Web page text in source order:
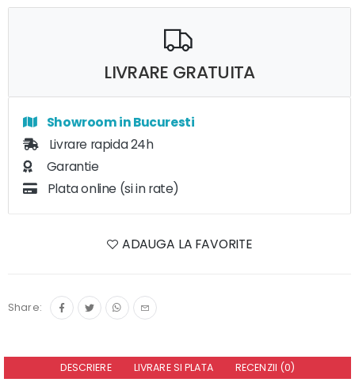
LIVRARE GRATUITA
Showroom in Bucuresti
Livrare rapida 24h
Garantie
Plata online (si in rate)
ADAUGA LA FAVORITE
Share:
DESCRIERE LIVRARE SI PLATA RECENZII (0)